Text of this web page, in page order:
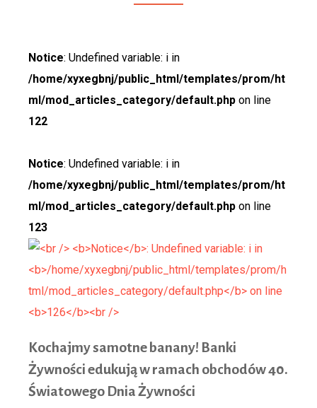
Notice: Undefined variable: i in
/home/xyxegbnj/public_html/templates/prom/ht
ml/mod_articles_category/default.php on line
122
Notice: Undefined variable: i in
/home/xyxegbnj/public_html/templates/prom/ht
ml/mod_articles_category/default.php on line
123
Kochajmy samotne banany! Banki
Żywności edukują w ramach obchodów 40.
Światowego Dnia Żywności